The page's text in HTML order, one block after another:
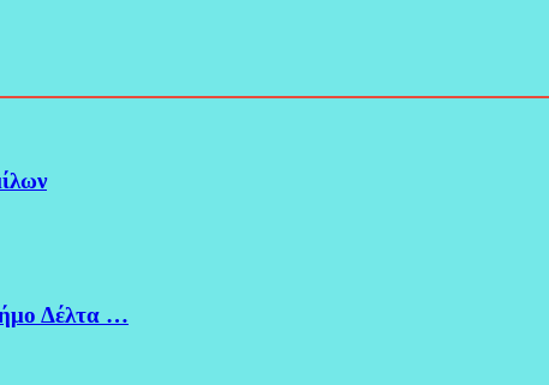
Δέλτα …